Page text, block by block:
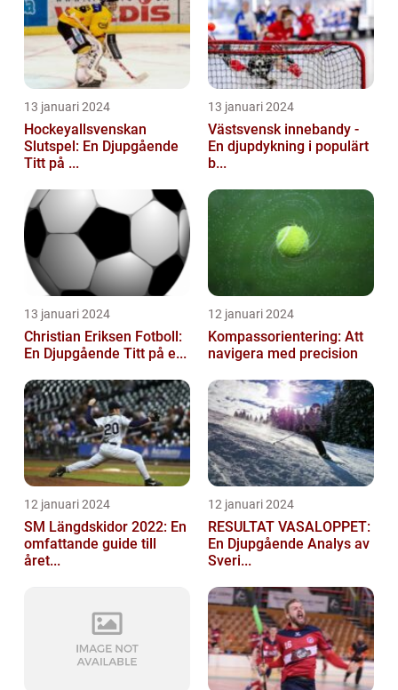
13 januari 2024
Hockeyallsvenskan
Slutspel: En Djupgående
Titt på ...
13 januari 2024
Västsvensk innebandy -
En djupdykning i populärt
b...
13 januari 2024
Christian Eriksen Fotboll:
En Djupgående Titt på e...
12 januari 2024
Kompassorientering: Att
navigera med precision
12 januari 2024
SM Längdskidor 2022: En
omfattande guide till
året...
12 januari 2024
RESULTAT VASALOPPET:
En Djupgående Analys av
Sveri...